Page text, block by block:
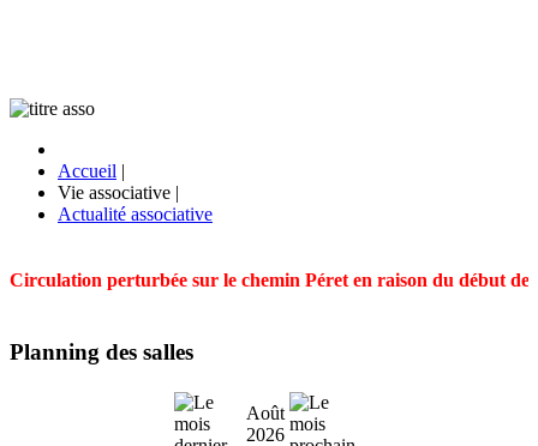
Accueil |
Vie associative |
Actualité associative
Circulation perturbée sur le chemin Péret en raison du début
Planning des salles
Août
2026